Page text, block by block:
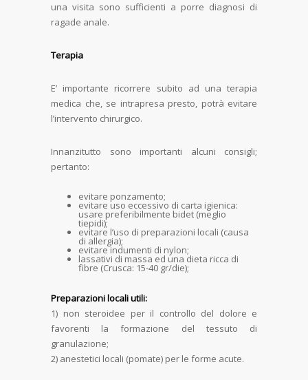
una visita sono sufficienti a porre diagnosi di
ragade anale.
Terapia
E’ importante ricorrere subito ad una terapia
medica che, se intrapresa presto, potrà evitare
l’intervento chirurgico.
Innanzitutto sono importanti alcuni consigli;
pertanto:
evitare ponzamento;
evitare uso eccessivo di carta igienica:
usare preferibilmente bidet (meglio
tiepidi);
evitare l’uso di preparazioni locali (causa
di allergia);
evitare indumenti di nylon;
lassativi di massa ed una dieta ricca di
fibre (Crusca: 15-40 gr/die);
Preparazioni locali utili:
1) non steroidee per il controllo del dolore e
favorenti la formazione del tessuto di
granulazione;
2) anestetici locali (pomate) per le forme acute.